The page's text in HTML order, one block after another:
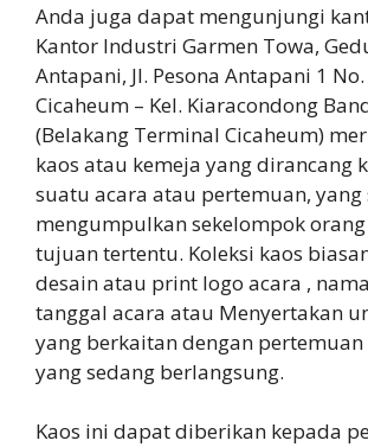
Anda juga dapat mengunjungi
Kantor Industri Garmen Towa,
Antapani, Jl. Pesona Antapani 1
Cicaheum – Kel. Kiaracondong
(Belakang Terminal Cicaheum)
kaos atau kemeja yang dirancang
suatu acara atau pertemuan, yang
mengumpulkan sekelompok
tujuan tertentu. Koleksi kaos
desain atau print logo acara ,
tanggal acara atau Menyertakan
yang berkaitan dengan
yang sedang berlangsung.
Kaos ini dapat diberikan kepada